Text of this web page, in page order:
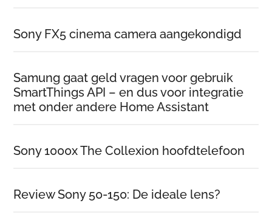
Sony FX5 cinema camera aangekondigd
Samung gaat geld vragen voor gebruik
SmartThings API – en dus voor integratie
met onder andere Home Assistant
Sony 1000x The Collexion hoofdtelefoon
Review Sony 50-150: De ideale lens?